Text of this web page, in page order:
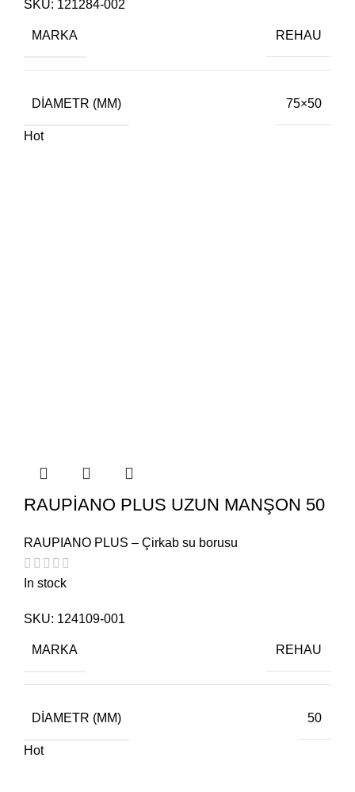
SKU: 121284-002
MARKA REHAU
DIAMETR (MM) 75×50
Hot
RAUPİANO PLUS UZUN MANŞON 50
RAUPIANO PLUS – Çirkab su borusu
In stock
SKU: 124109-001
MARKA REHAU
DIAMETR (MM) 50
Hot